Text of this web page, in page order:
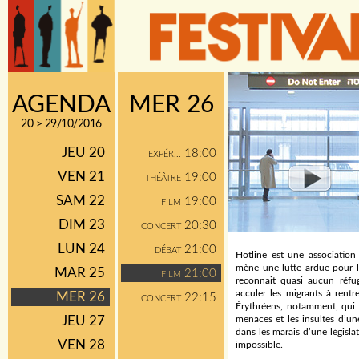
AGENDA
20 > 29/10/2016
JEU 20
VEN 21
SAM 22
DIM 23
LUN 24
MAR 25
MER 26
JEU 27
VEN 28
MER 26
EXPÉR... 18:00
THÉÂTRE 19:00
FILM 19:00
CONCERT 20:30
DÉBAT 21:00
FILM 21:00
CONCERT 22:15
Hotline est une
mène une lutte ardue pour
reconnait quasi aucun
acculer les migrants à
Érythréens, notamment,
menaces et les insultes
dans les marais d’une
impossible.